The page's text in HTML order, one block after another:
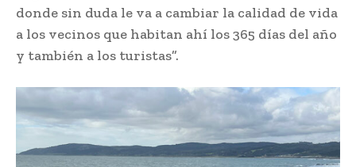
donde sin duda le va a cambiar la calidad de vida
a los vecinos que habitan ahí los 365 días del año
y también a los turistas”.